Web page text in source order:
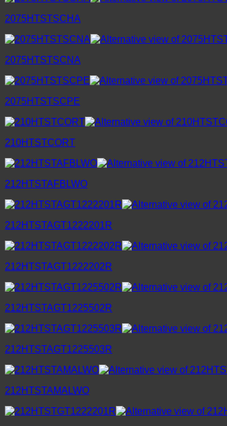
2075HTSTSCHA
2075HTSTSCNA
2075HTSTSCPE
210HTSTCORT
212HTSTAFBLWO
212HTSTAGT1222201R
212HTSTAGT1222202R
212HTSTAGT1225502R
212HTSTAGT1225503R
212HTSTAMALWO